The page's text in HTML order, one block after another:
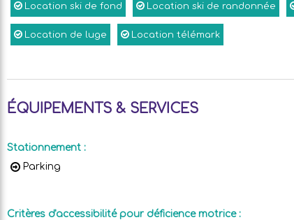
Location ski de fond Location ski de randonnée
Location de luge Location télémark
ÉQUIPEMENTS & SERVICES
Stationnement :
Parking
Critères d'accessibilité pour déficience motrice :